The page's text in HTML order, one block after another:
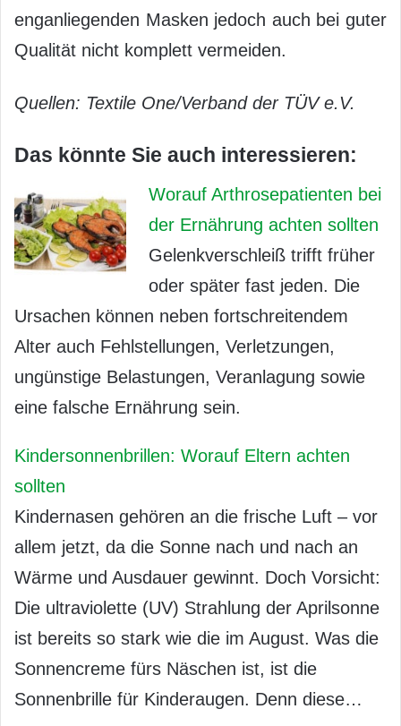
enganliegenden Masken jedoch auch bei guter
Qualität nicht komplett vermeiden.
Quellen: Textile One/Verband der TÜV e.V.
Das könnte Sie auch interessieren:
Worauf Arthrosepatienten bei
der Ernährung achten sollten
Gelenkverschleiß trifft früher
oder später fast jeden. Die
Ursachen können neben fortschreitendem
Alter auch Fehlstellungen, Verletzungen,
ungünstige Belastungen, Veranlagung sowie
eine falsche Ernährung sein.
Kindersonnenbrillen: Worauf Eltern achten
sollten
Kindernasen gehören an die frische Luft – vor
allem jetzt, da die Sonne nach und nach an
Wärme und Ausdauer gewinnt. Doch Vorsicht:
Die ultraviolette (UV) Strahlung der Aprilsonne
ist bereits so stark wie die im August. Was die
Sonnencreme fürs Näschen ist, ist die
Sonnenbrille für Kinderaugen. Denn diese…